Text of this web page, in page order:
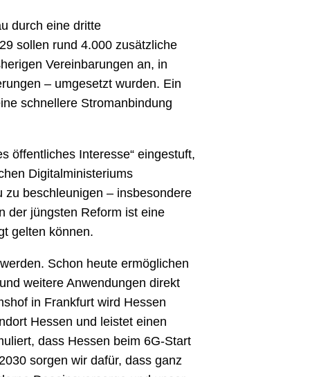
durch eine dritte
sollen rund 4.000 zusätzliche
Vereinbarungen an, in
– umgesetzt wurden. Ein
schnellere Stromanbindung
öffentliches Interesse“ eingestuft,
Digitalministeriums
beschleunigen – insbesondere
der jüngsten Reform ist eine
gelten können.
Schon heute ermöglichen
weitere Anwendungen direkt
in Frankfurt wird Hessen
Hessen und leistet einen
dass Hessen beim 6G-Start
sorgen wir dafür, dass ganz